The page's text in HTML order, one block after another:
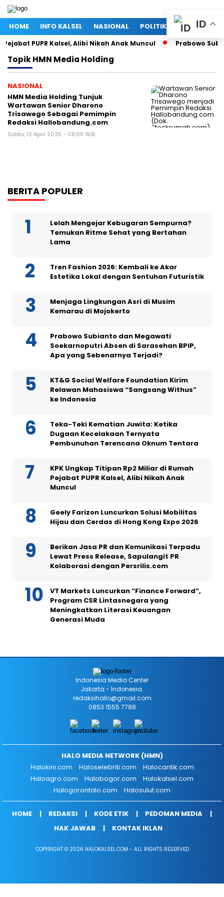
HOME INFO KALSEL NASIONAL POLITIK EKONOMI
PUPR Kalsel, Alibi Nikah Anak Muncul Prabowo
TopikHMN Media Holding
NASIONAL
HMN Media Holding Tunjuk
Wartawan Senior Dharono
Trisawego Sebagai Pemimpin
Redaksi Hallobandung.com
Sabtu, 12 April 2025 - 09:08 WIB
BERITA POPULER
Lelah Mengejar Kebugaran Sempurna?
Temukan Ritme Sehat yang Bertahan
Lama
Tren Fashion 2026: Kembali ke Akar
Estetika Lokal dengan Sentuhan Futuristik
Menjaga Lingkungan Asri di Musim
Kemarau di Mojokerto
Prabowo Subianto dan Megawati
Soekarnoputri Absen di Sarasehan BPIP,
Apa yang Sebenarnya Terjadi?
KT&G Social Welfare Foundation Kirim
Relawan Mahasiswa “Sangsang Withus”
ke Indonesia
Teka-Teki Kematian Juwita: Ketika
Dugaan Kecelakaan Ternyata
Pembunuhan Terencana Oknum Tentara
KPK Ungkap Titipan Rp2 Miliar di Rumah
Pejabat PUPR Kalsel, Alibi Nikah Anak
Muncul
Geely Farizon Luncurkan Solusi Mobilitas
Hijau dan Cerdas di Hong Kong Expo 2026
Berikan Jasa PR dan Komunikasi Terpadu
Lewat Press Release, Sapulangit PR
Kolaborasi dengan Persrilis.com
VT Markets Luncurkan “Finance Forward”,
Program CSR Lintasnegara yang
Meningkatkan Literasi Keuangan
Generasi Muda
ID
Indonesia Media Center
Jakarta - Indonesia.
redaksihallo@gmail.com
0853 1555 7788
HALO MEDIA NETWORK (HMN)
Halokini.com
Haloselebriti.com
Halocantik.com
Haloagro.com
Halobogor.com
Halokalsel.com
Halogorontalo.com
Halosulut.com
HOME REDAKSI KODE ETIK
PEDOMAN MEDIA
HAK JAWAB
KONTAK IKLAN
COPYRIGHT © 2026 HALOKALSEL.COM - ALL RIGHTS RESERVED